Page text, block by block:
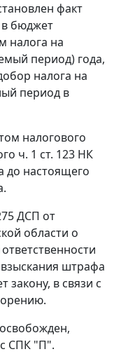
факт
бюджет
налога на
период) года,
налога на
период в
налогового
ч. 1 ст. 123 НК
до настоящего
ДСП от
области о
штрафа
закону, в связи с
СПК "П".